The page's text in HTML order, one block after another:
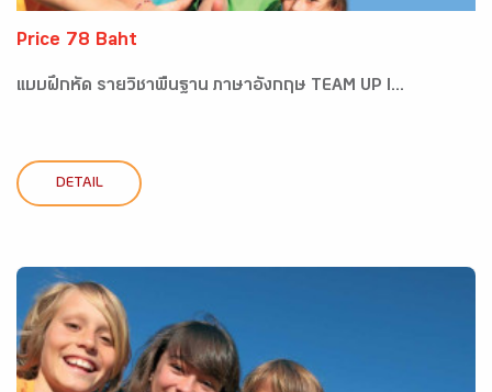
Price 78 Baht
แบบฝึกหัด รายวิชาพื้นฐาน ภาษาอังกฤษ TEAM UP I...
DETAIL